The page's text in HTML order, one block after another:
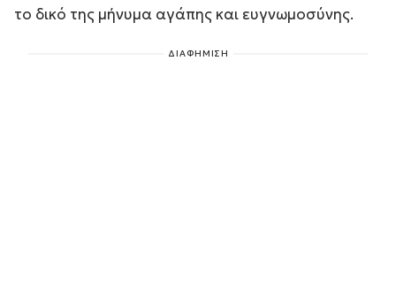
το δικό της μήνυμα αγάπης και ευγνωμοσύνης.
ΔΙΑΦΗΜΙΣΗ